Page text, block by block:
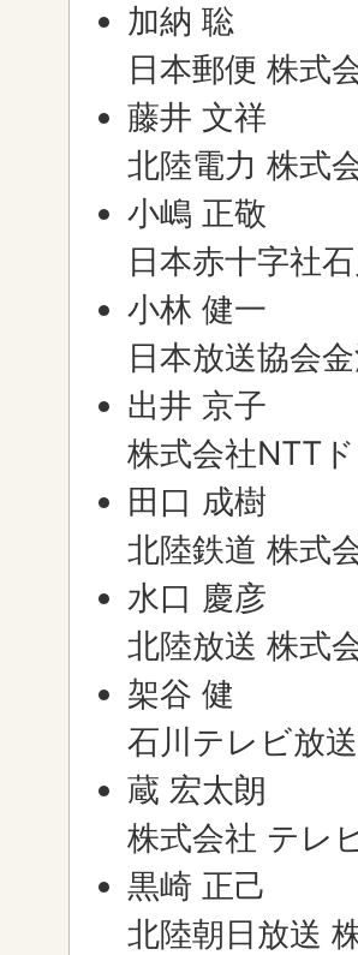
加納 聡
日本郵便 株式
藤井 文祥
北陸電力 株式
小嶋 正敬
日本赤十字社
小林 健一
日本放送協会
出井 京子
株式会社NTT
田口 成樹
北陸鉄道 株式
水口 慶彦
北陸放送 株式
架谷 健
石川テレビ放
蔵 宏太朗
株式会社 テレ
黒崎 正己
北陸朝日放送